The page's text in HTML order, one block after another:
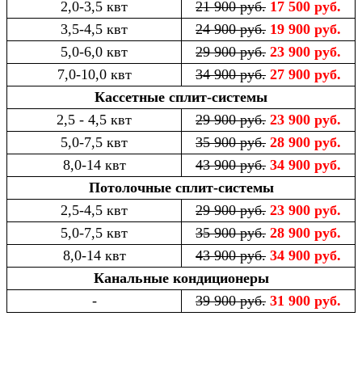
2,0-3,5 квт 21 900 руб. 17 500 руб.
3,5-4,5 квт
24 900 руб. 19 900 руб.
5,0-6,0 квт
29 900 руб. 23 900 руб.
7,0-10,0 квт
34 900 руб. 27 900 руб.
Кассетные сплит-системы
2,5 - 4,5 квт
29 900 руб. 23 900 руб.
5,0-7,5 квт
35 900 руб. 28 900 руб.
8,0-14 квт
43 900 руб. 34 900 руб.
Потолочные сплит-системы
2,5-4,5 квт
29 900 руб. 23 900 руб.
5,0-7,5 квт
35 900 руб. 28 900 руб.
8,0-14 квт
43 900 руб. 34 900 руб.
Канальные кондиционеры
-
39 900 руб. 31 900 руб.